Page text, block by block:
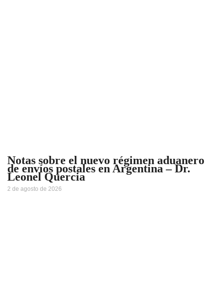
Notas sobre el nuevo régimen aduanero
de envíos postales en Argentina – Dr.
Leonel Quercia
2 de agosto de 2026